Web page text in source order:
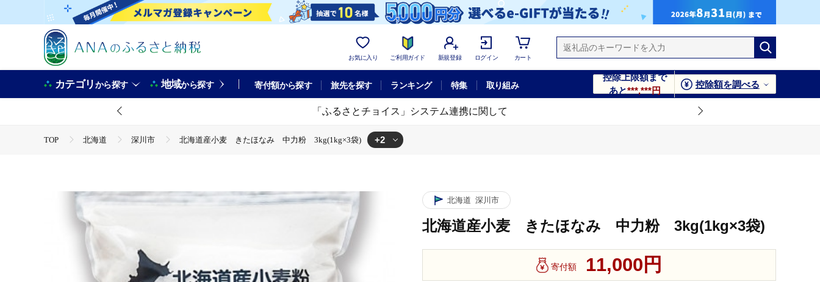
お気に入り ご利用ガイド 新規登録 ログイン カート
カテゴリから探す 地域から探す 寄付額から探す 旅先を探す ランキング 特集 取り組み
控除上限額まで
あと***,***円
控除額を調べる
「ふるさとチョイス」システム連携に関して
TOP 北海道 深川市 北海道産小麦 きたほなみ 中力粉 3kg(1kg×3袋) +2
北海道 深川市
北海道産小麦 きたほなみ 中力粉 3kg(1kg×3袋)
寄付額 11,000円